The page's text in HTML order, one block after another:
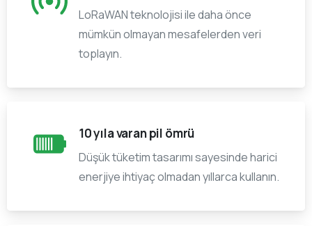
LoRaWAN teknolojisi ile daha önce
mümkün olmayan mesafelerden veri
toplayın.
10 yıla varan pil ömrü
Düşük tüketim tasarımı sayesinde harici
enerjiye ihtiyaç olmadan yıllarca kullanın.